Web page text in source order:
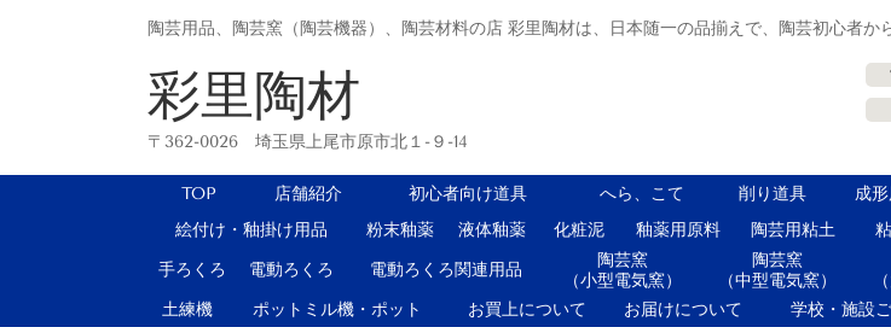
陶芸用品、陶芸窯（陶芸機器）、陶芸材料の店 彩里陶材は、日本随一の品揃えで、陶芸初心者か
彩里陶材
〒362-0026 埼玉県上尾市原市北１-９-14
TOP 店舗紹介 初心者向け道具 へら、こて 削り道具 成
絵付け・釉掛け用品
粉末釉薬 液体釉薬 化粧泥 釉薬用原料 陶芸用粘土
手ろくろ
電動ろくろ 電動ろくろ関連用品
陶芸窯
（小型電気窯）
陶芸窯
（中型電気窯）
土練機
ポットミル機・ポット お買上について お届けについて 学校・施設